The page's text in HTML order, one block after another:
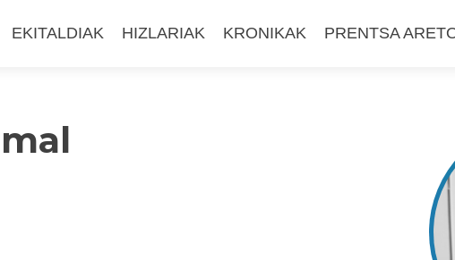
EKITALDIAK HIZLARIAK KRONIKAK PRENTSA